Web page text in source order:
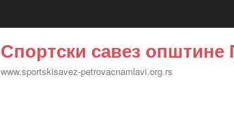
Спортски савез
www.sportskisavez-petrovacnamlavi.org.rs